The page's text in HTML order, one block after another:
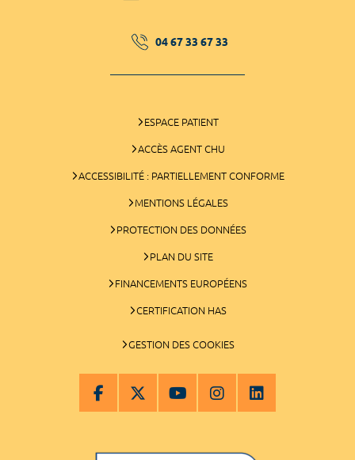
04 67 33 67 33
ESPACE PATIENT
ACCÈS AGENT CHU
ACCESSIBILITÉ : PARTIELLEMENT CONFORME
MENTIONS LÉGALES
PROTECTION DES DONNÉES
PLAN DU SITE
FINANCEMENTS EUROPÉENS
CERTIFICATION HAS
GESTION DES COOKIES